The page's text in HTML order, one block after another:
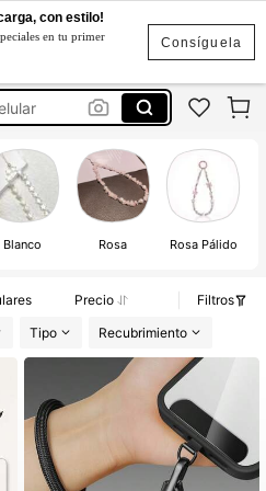
Consíguela
con estilo!
en tu primer
Blanco Rosa Rosa Pálido
Precio
Filtros
Tipo Recubrimiento